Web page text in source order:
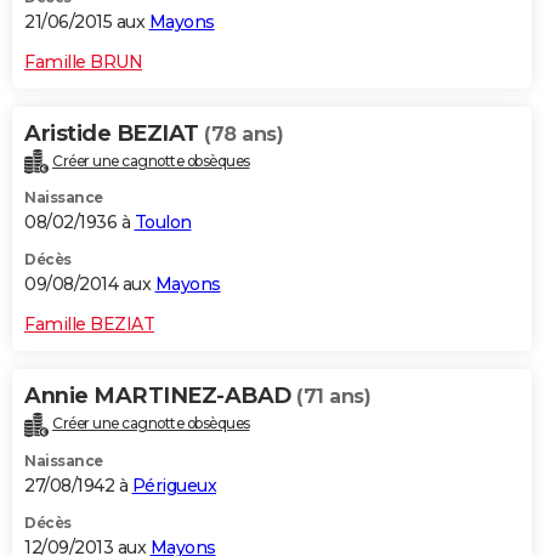
21/06/2015 aux Mayons
Famille BRUN
Aristide BEZIAT (78 ans)
Créer une cagnotte obsèques
Naissance
08/02/1936 à Toulon
Décès
09/08/2014 aux Mayons
Famille BEZIAT
Annie MARTINEZ-ABAD (71 ans)
Créer une cagnotte obsèques
Naissance
27/08/1942 à Périgueux
Décès
12/09/2013 aux Mayons